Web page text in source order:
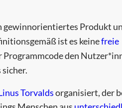
gewinnorientiertes Produkt
ist es keinefreie
Programmcode den
Torvaldsorganisiert, der